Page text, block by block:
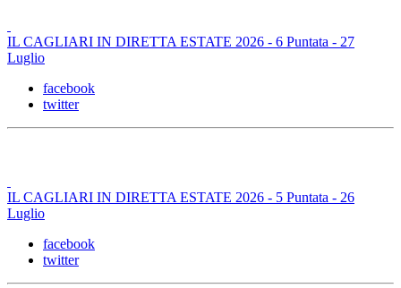
IL CAGLIARI IN DIRETTA ESTATE 2026 - 6 Puntata - 27
Luglio
facebook
twitter
IL CAGLIARI IN DIRETTA ESTATE 2026 - 5 Puntata - 26
Luglio
facebook
twitter